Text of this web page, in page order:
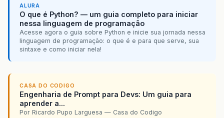
ALURA
O que é Python? — um guia completo para iniciar
nessa linguagem de programação
Acesse agora o guia sobre Python e inicie sua jornada nessa
linguagem de programação: o que é e para que serve, sua
sintaxe e como iniciar nela!
CASA DO CODIGO
Engenharia de Prompt para Devs: Um guia para
aprender a...
Por Ricardo Pupo Larguesa — Casa do Codigo